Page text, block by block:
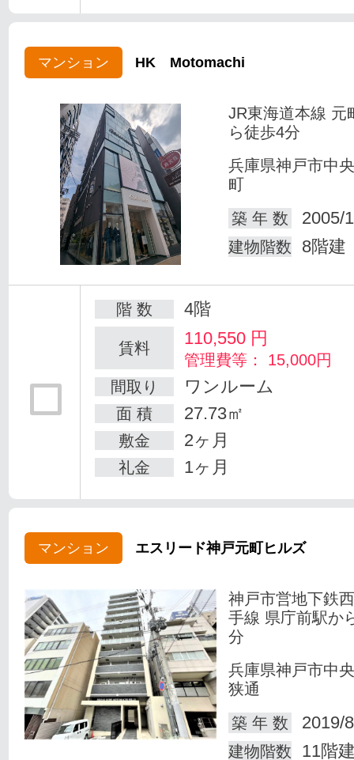
マンション HK Motomachi
JR東海道本線 元
ら徒歩4分
兵庫県神戸市中
町
築 年 数
2005/
建物階数 8階建
階 数 4階
賃料 110,550 円
管理費等： 15,000円
間取り
ワンルーム
面 積 27.73㎡
敷金 2ヶ月
礼金 1ヶ月
マンション エスリード神戸元町ヒルズ
神戸市営地下鉄
手線 県庁前駅か
分
兵庫県神戸市中
狭通
築 年 数
2019/
建物階数 11階